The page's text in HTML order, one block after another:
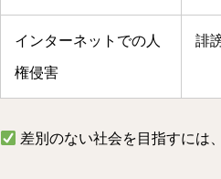
インターネットでの人
権侵害
誹
差別のない社会を目指すには